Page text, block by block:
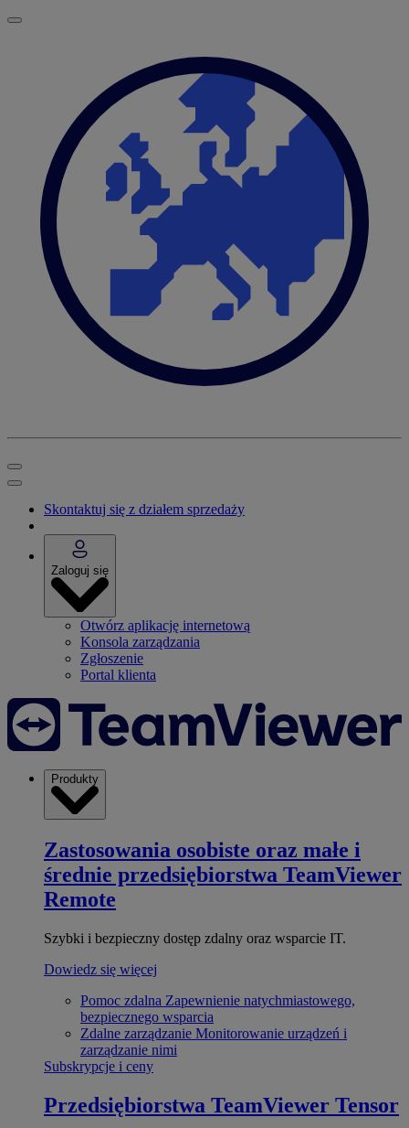
Skontaktuj się z działem sprzedaży
Zaloguj się
Otwórz aplikację internetową
Konsola zarządzania
Zgłoszenie
Portal klienta
Produkty
Zastosowania osobiste oraz małe i
średnie przedsiębiorstwa TeamViewer
Remote
Szybki i bezpieczny dostęp zdalny oraz wsparcie IT.
Dowiedz się więcej
Pomoc zdalna Zapewnienie natychmiastowego,
bezpiecznego wsparcia
Zdalne zarządzanie Monitorowanie urządzeń i
zarządzanie nimi
Subskrypcje i ceny
Przedsiębiorstwa TeamViewer Tensor